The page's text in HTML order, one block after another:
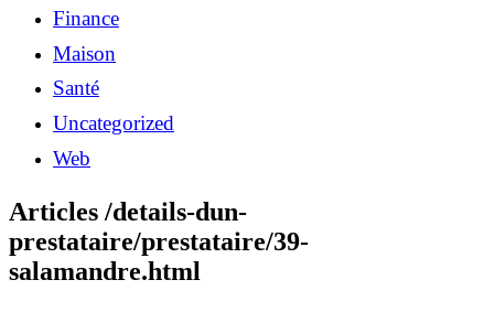
Finance
Maison
Santé
Uncategorized
Web
Articles /details-dun-
prestataire/prestataire/39-
salamandre.html